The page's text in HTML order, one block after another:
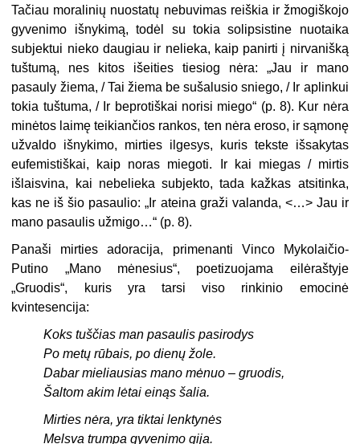
Tačiau moralinių nuostatų nebuvimas reiškia ir žmogiškojo
gyvenimo išnykimą, todėl su tokia solipsistine nuotaika
subjektui nieko daugiau ir nelieka, kaip panirti į nirvanišką
tuštumą, nes kitos išeities tiesiog nėra: „Jau ir mano
pasauly žiema, / Tai žiema be sušalusio sniego, / Ir aplinkui
tokia tuštuma, / Ir beprotiškai norisi miego“ (p. 8). Kur nėra
minėtos laimę teikiančios rankos, ten nėra eroso, ir sąmonę
užvaldo išnykimo, mirties ilgesys, kuris tekste išsakytas
eufemistiškai, kaip noras miegoti. Ir kai miegas / mirtis
išlaisvina, kai nebelieka subjekto, tada kažkas atsitinka,
kas ne iš šio pasaulio: „Ir ateina graži valanda, <…> Jau ir
mano pasaulis užmigo…“ (p. 8).
Panaši mirties adoracija, primenanti Vinco Mykolaičio-
Putino „Mano mėnesius“, poetizuojama eilėraštyje
„Gruodis“, kuris yra tarsi viso rinkinio emocinė
kvintesencija:
Koks tuščias man pasaulis pasirodys
Po metų rūbais, po dienų žole.
Dabar mieliausias mano mėnuo – gruodis,
Šaltom akim lėtai einąs šalia.
Mirties nėra, yra tiktai lenktynės
Melsva trumpa gyvenimo gija.